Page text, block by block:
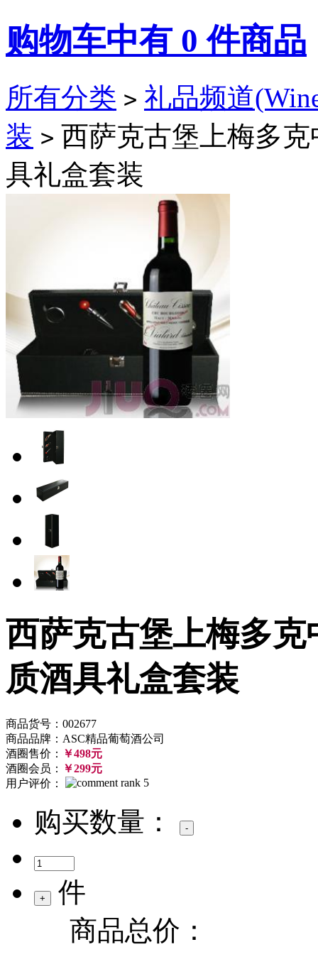
购物车中有 0 件商品
所有分类 > 礼品频道
装 > 西萨克古堡上梅多
具礼盒套装
西萨克古堡上梅多克
质酒具礼盒套装
商品货号：002677
商品品牌：ASC精品葡萄酒公司
酒圈售价： ￥498元
酒圈会员： ￥299元
用户评价：
购买数量：
件
商品总价：